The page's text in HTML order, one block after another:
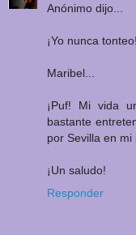
Anónimo dijo...
¡Yo nunca tonteo!
Maribel...
¡Puf! Mi vida
bastante
por Sevilla en mi
¡Un saludo!
Responder